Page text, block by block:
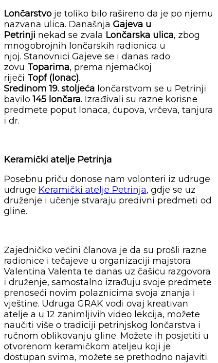
Lončarstvo je toliko bilo rašireno da je po njemu
nazvana ulica. Današnja Gajeva u
Petrinji nekad se zvala Lončarska ulica, zbog
mnogobrojnih lončarskih radionica u
njoj. Stanovnici Gajeve se i danas rado
zovu Toparima, prema njemačkoj
riječi Topf (lonac).
Sredinom 19. stoljeća lončarstvom se u Petrinji
bavilo145 lončara. Izrađivali su razne korisne
predmete poput lonaca, ćupova, vrčeva, tanjura
i dr.
Keramički atelje Petrinja
Posebnu priču donose nam volonteri iz udruge
udruge Keramički atelje Petrinja, gdje se uz
druženje i učenje stvaraju predivni predmeti od
gline.
Zajedničko većini članova je da su prošli razne
radionice i tečajeve u organizaciji majstora
Valentina Valenta te danas uz čašicu razgovora
i druženje, samostalno izrađuju svoje predmete
prenoseći novim polaznicima svoja znanja i
vještine. Udruga GRAK vodi ovaj kreativan
atelje a u 12 zanimljivih video lekcija, možete
naučiti više o tradiciji petrinjskog lončarstva i
ručnom oblikovanju gline. Možete ih posjetiti u
otvorenom keramičkom ateljeu koji je
dostupan svima, možete se prethodno najaviti.